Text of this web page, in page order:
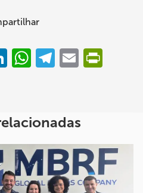
LinkedInWhatsAppTelegram
Email